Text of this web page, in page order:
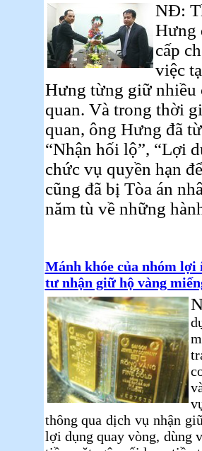
NĐ:
Hưng
cấp
việc
Hưng từng giữ nhiều
quan. Và trong thời
quan, ông Hưng đã
“Nhận hối lộ”, “Lợi
chức vụ quyền hạn
cũng đã bị Tòa án
năm tù về những
Mánh khóe của nhóm lợi
tư nhận giữ hộ vàng
thông qua dịch vụ nhận
lợi dụng quay vòng, dùng